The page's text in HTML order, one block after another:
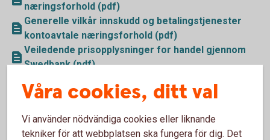
næringsforhold (pdf)
Generelle vilkår innskudd og betalingstjenester
kontoavtale næringsforhold (pdf)
Veiledende prisopplysninger for handel gjennom
Swedbank (pdf)
Handelsfullmakt (pdf)
Informasjon til kunder om egenskaper og risiko
knyttet til fondsobligasjoner (pdf)
Våra cookies, ditt val
Vi använder nödvändiga cookies eller liknande
tekniker för att webbplatsen ska fungera för dig. Det